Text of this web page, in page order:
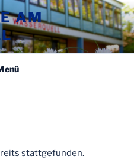
AM
stattgefunden.